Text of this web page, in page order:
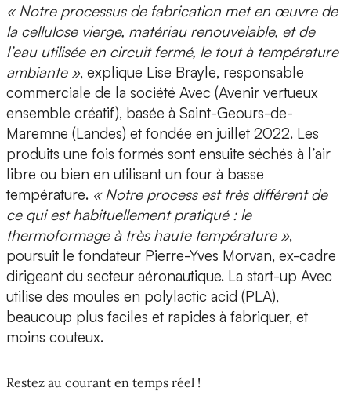
« Notre processus de fabrication met en œuvre de
la cellulose vierge, matériau renouvelable, et de
l’eau utilisée en circuit fermé, le tout à température
ambiante », explique Lise Brayle, responsable
commerciale de la société Avec (Avenir vertueux
ensemble créatif), basée à Saint-Geours-de-
Maremne (Landes) et fondée en juillet 2022. Les
produits une fois formés sont ensuite séchés à l’air
libre ou bien en utilisant un four à basse
température. « Notre process est très différent de
ce qui est habituellement pratiqué : le
thermoformage à très haute température »,
poursuit le fondateur Pierre-Yves Morvan, ex-cadre
dirigeant du secteur aéronautique. La start-up Avec
utilise des moules en polylactic acid (PLA),
beaucoup plus faciles et rapides à fabriquer, et
moins couteux.
Restez au courant en temps réel !